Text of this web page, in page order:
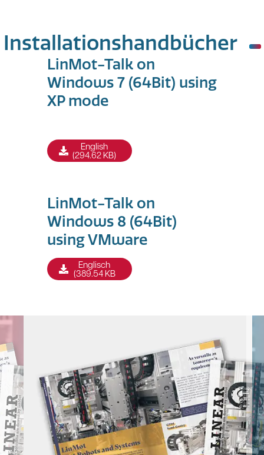
Installationshandbücher
LinMot-Talk on
Windows 7 (64Bit) using
XP mode
English
(294.62 KB)
LinMot-Talk on
Windows 8 (64Bit)
using VMware
Englisch
(389.54 KB